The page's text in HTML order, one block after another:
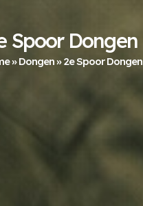
Spoor Dongen
»Dongen»2e Spoor Dongen